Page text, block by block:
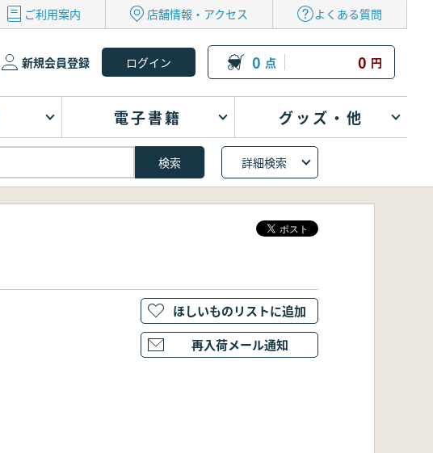
ご利用案内 店舗情報・アクセス よくある質問
新規会員登録 0 点 0 円
電子書籍 グッズ・他
詳細検索
ほしいものリストに追加
再入荷メール通知